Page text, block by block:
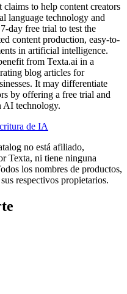
to help content creators
language technology and
day free trial to test the
content production, easy-to-
in artificial intelligence.
from Texta.ai in a
blog articles for
It may differentiate
by offering a free trial and
AI technology.
de IA
no está afiliado,
Texta, ni tiene ninguna
los nombres de productos,
respectivos propietarios.